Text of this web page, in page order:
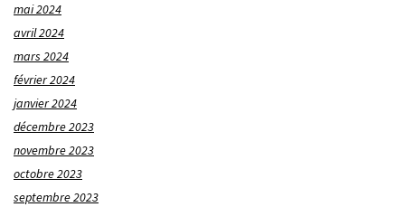
mai 2024
avril 2024
mars 2024
février 2024
janvier 2024
décembre 2023
novembre 2023
octobre 2023
septembre 2023